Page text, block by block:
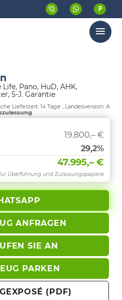
Menü
Life, Pano, HuD, AHK,
5-J. Garantie
Lieferzeit: 14 Tage , Landesversion: A
19.800,– €
29,2%
47.995,– €
Überführung und Zulassungspapiere
ANFRAGEN
SIE AN
PARKEN
(PDF)